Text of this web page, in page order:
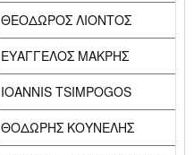
ΘΕΟΔΩΡΟΣ ΛΙΟΝΤΟΣ
ΕΥΑΓΓΕΛΟΣ ΜΑΚΡΗΣ
IOANNIS TSIMPOGOS
ΘΟΔΩΡΗΣ ΚΟΥΝΕΛΗΣ